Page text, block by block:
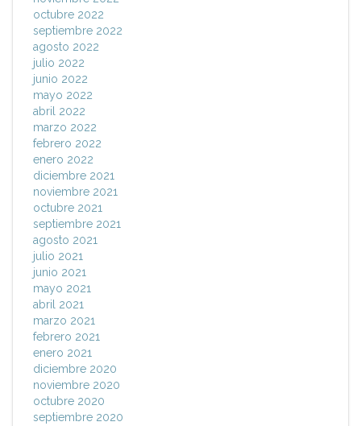
octubre 2022
septiembre 2022
agosto 2022
julio 2022
junio 2022
mayo 2022
abril 2022
marzo 2022
febrero 2022
enero 2022
diciembre 2021
noviembre 2021
octubre 2021
septiembre 2021
agosto 2021
julio 2021
junio 2021
mayo 2021
abril 2021
marzo 2021
febrero 2021
enero 2021
diciembre 2020
noviembre 2020
octubre 2020
septiembre 2020